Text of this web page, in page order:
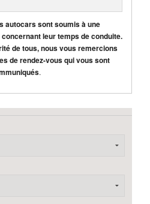
autocars sont soumis à une
leur temps de conduite.
de tous, nous vous remercions
de rendez-vous qui vous sont
.